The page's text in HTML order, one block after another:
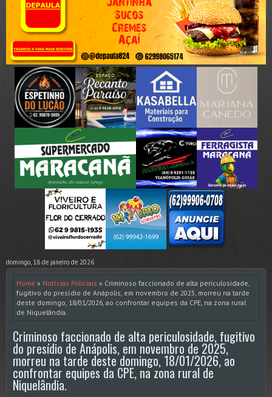
domingo, 18 de janeiro de 2026
Home » Notícias Policiais » Criminoso faccionado de alta periculosidade,
fugitivo do presídio de Anápolis, em novembro de 2025, morreu na tarde
deste domingo, 18/01/2026, ao confrontar equipes da CPE, na zona rural
de Niquelândia.
Criminoso faccionado de alta periculosidade, fugitivo
do presídio de Anápolis, em novembro de 2025,
morreu na tarde deste domingo, 18/01/2026, ao
confrontar equipes da CPE, na zona rural de
Niquelândia.